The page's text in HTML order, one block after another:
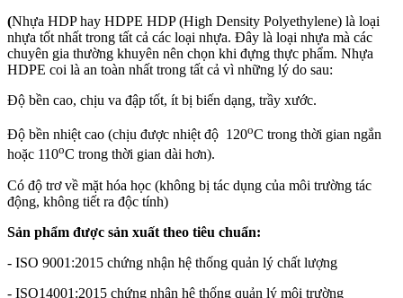
(Nhựa HDP hay HDPE HDP (High Density Polyethylene) là loại
nhựa tốt nhất trong tất cả các loại nhựa. Đây là loại nhựa mà các
chuyên gia thường khuyên nên chọn khi đựng thực phẩm. Nhựa
HDPE coi là an toàn nhất trong tất cả vì những lý do sau:
Độ bền cao, chịu va đập tốt, ít bị biến dạng, trầy xước.
Độ bền nhiệt cao (chịu được nhiệt độ 120oC trong thời gian ngắn
hoặc 110oC trong thời gian dài hơn).
Có độ trơ về mặt hóa học (không bị tác dụng của môi trường tác
động, không tiết ra độc tính)
Sản phẩm được sản xuất theo tiêu chuẩn:
- ISO 9001:2015 chứng nhận hệ thống quản lý chất lượng
- ISO14001:2015 chứng nhận hệ thống quản lý môi trường